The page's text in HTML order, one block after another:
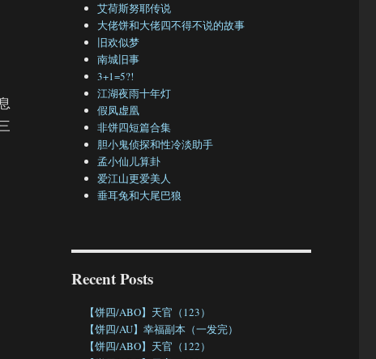
艾荷斯努耶传说
大佬饼和大佬四不得不说的故事
旧欢似梦
南城旧事
3+1=5?!
江湖夜雨十年灯
假凤虚凰
非饼四短篇合集
胆小鬼侦探和性冷淡助手
孟小仙儿算卦
爱江山更爱美人
垂耳兔和大尾巴狼
Recent Posts
【饼四/ABO】天官（123）
【饼四/AU】幸福副本（一发完）
【饼四/ABO】天官（122）